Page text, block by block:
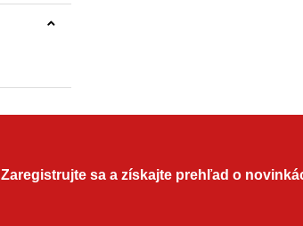
Zaregistrujte sa a získajte prehľad o